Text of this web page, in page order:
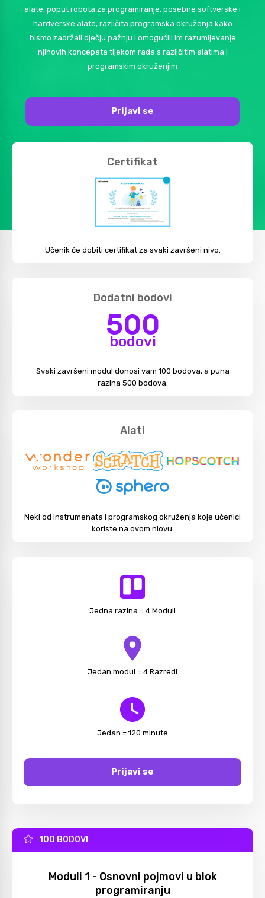
alate, poput robota za programiranje, posebne softverske i
hardverske alate, različita programska okruženja kako
bismo zadržali dječju pažnju i omogućili im razumijevanje
njihovih koncepata tijekom rada s različitim alatima i
programskim okruženjim
Prijavi se
Certifikat
Učenik će dobiti certifikat za svaki završeni nivo.
Dodatni bodovi
500
bodovi
Svaki završeni modul donosi vam 100 bodova, a puna
razina 500 bodova.
Alati
Neki od instrumenata i programskog okruženja koje učenici
koriste na ovom niovu.
Jedna razina = 4 Moduli
Jedan modul = 4 Razredi
Jedan = 120 minute
Prijavi se
100 BODOVI
Moduli 1 - Osnovni pojmovi u blok
programiranju